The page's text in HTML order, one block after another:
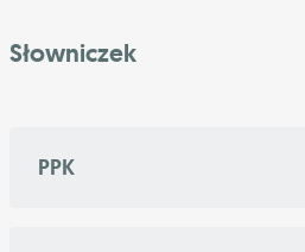
Słowniczek
PPK